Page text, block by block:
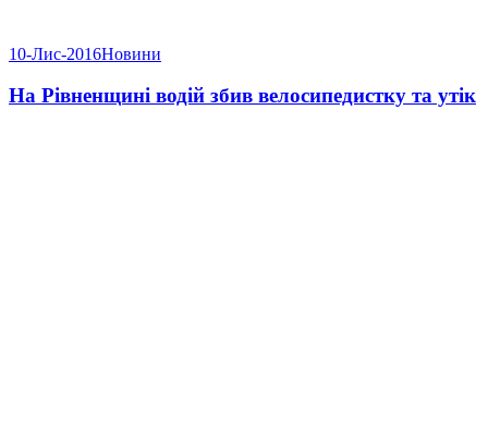
10-Лис-2016Новини
На Рівненщині водій збив велосипедистку та утік